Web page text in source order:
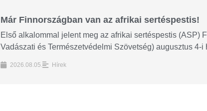
Már Finnországban van az afrikai sertéspestis!
Első alkalommal jelent meg az afrikai sertéspestis (ASP)
Vadászati és Természetvédelmi Szövetség) augusztus 4-i
2026.08.05. Hírek